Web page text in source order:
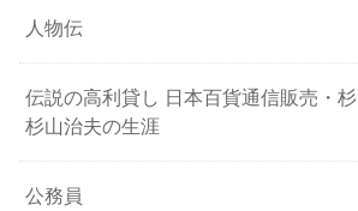
人物伝
伝説の高利貸し 日本百貨通信販売・
杉山治夫の生涯
公務員